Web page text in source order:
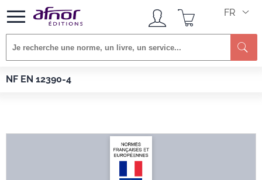
FR
NF EN 12390-4
Afnor EDITIONS Normes